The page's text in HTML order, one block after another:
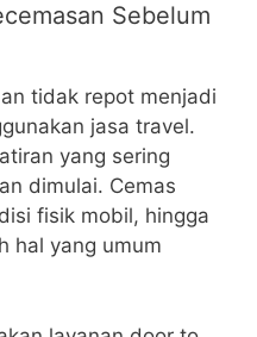
Sebelum
tidak repot menjadi
jasa travel.
yang sering
dimulai. Cemas
fisik mobil, hingga
hal yang umum